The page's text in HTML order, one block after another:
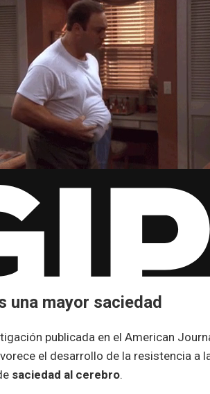
una mayor saciedad
publicada en el American
el desarrollo de la resistencia a
saciedad al cerebro.